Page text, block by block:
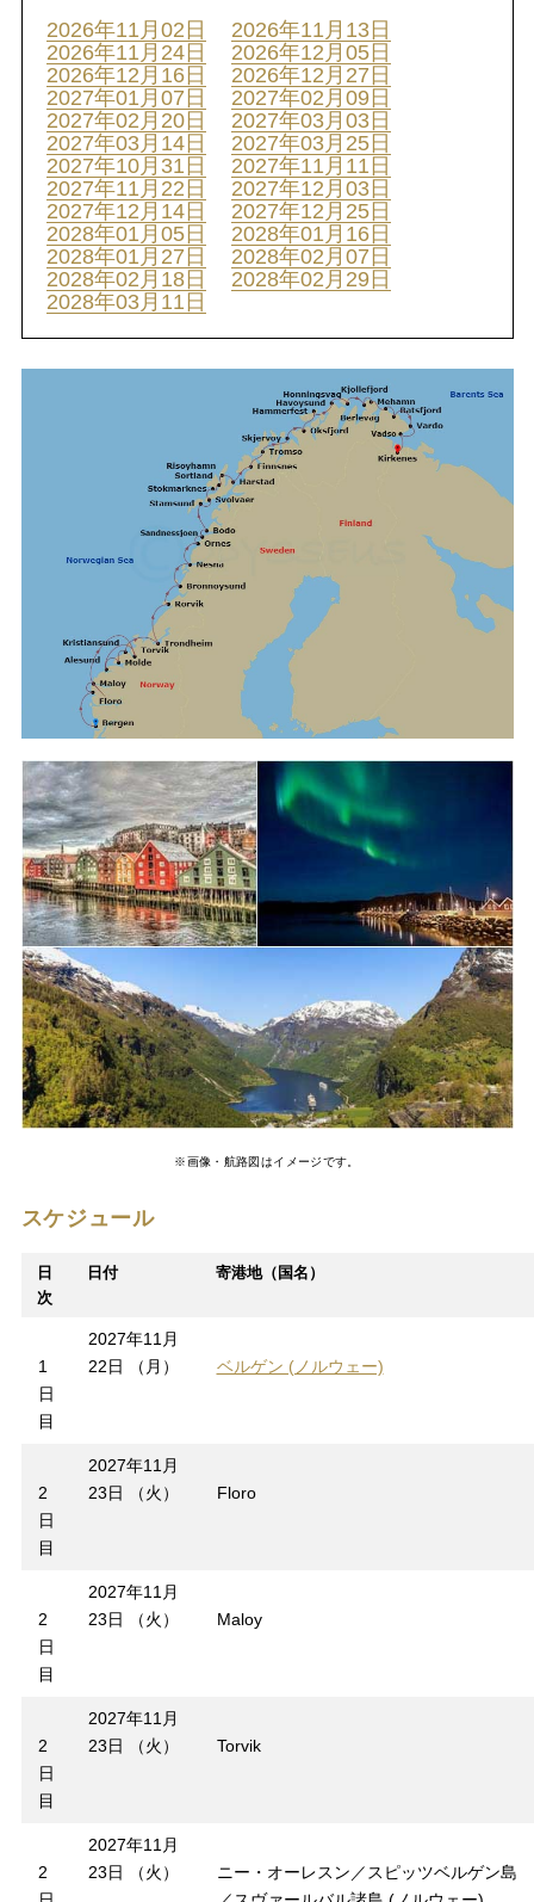
2026年11月02日
2026年11月13日
2026年11月24日
2026年12月05日
2026年12月16日
2026年12月27日
2027年01月07日
2027年02月09日
2027年02月20日
2027年03月03日
2027年03月14日
2027年03月25日
2027年10月31日
2027年11月11日
2027年11月22日
2027年12月03日
2027年12月14日
2027年12月25日
2028年01月05日
2028年01月16日
2028年01月27日
2028年02月07日
2028年02月18日
2028年02月29日
2028年03月11日
※画像・航路図はイメージです。
スケジュール
日
次
日付 寄港地（国名）
1
日
目
2027年11月
22日 （月）
ベルゲン (ノルウェー)
2
日
目
2027年11月
23日 （火）
Floro
2
日
目
2027年11月
23日 （火）
Maloy
2
日
目
2027年11月
23日 （火）
Torvik
2
2027年11月
23日 （火）
ニー・オーレスン／スピッツベルゲン島